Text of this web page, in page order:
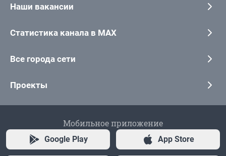
Наши вакансии
Статистика канала в MAX
Все города сети
Проекты
Мобильное приложение
Google Play App Store